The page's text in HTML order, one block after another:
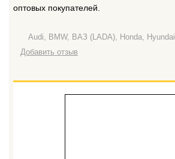
оптовых покупателей.
Audi, BMW, ВАЗ (LADA), Honda, Hyundai
Добавить отзыв